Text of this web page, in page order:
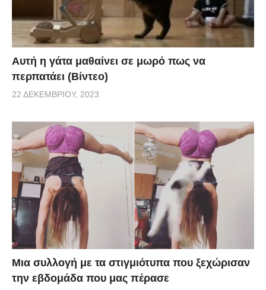
Αυτή η γάτα μαθαίνει σε μωρό πως να
περπατάει (Βίντεο)
22 ΔΕΚΕΜΒΡΊΟΥ, 2023
Μια συλλογή με τα στιγμιότυπα που ξεχώρισαν
την εβδομάδα που μας πέρασε